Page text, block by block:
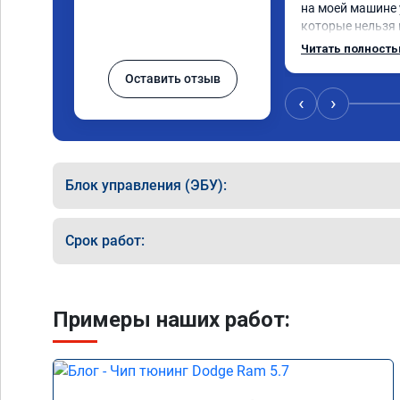
Оставить отзыв
на моей машине
которые
прошивку под
который
сек залил его в
выскакивал
Читать
‹ ›
Блок управления (ЭБУ):
Срок работ:
Примеры наших работ: